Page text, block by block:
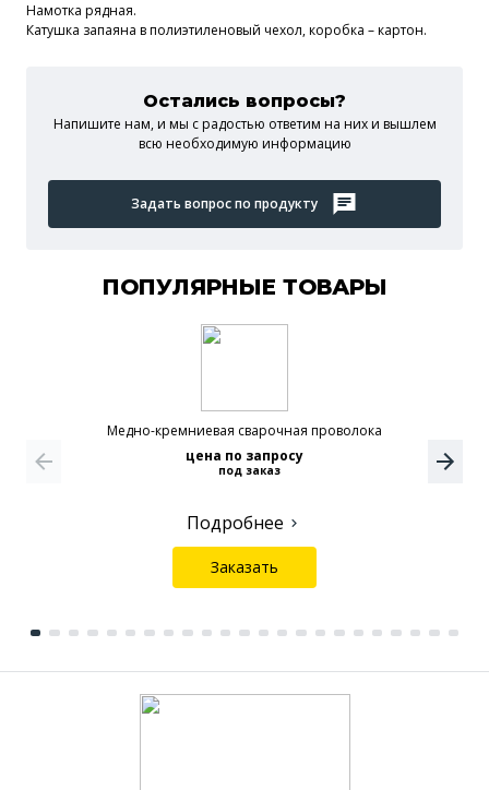
Намотка рядная.
Катушка запаяна в полиэтиленовый чехол, коробка – картон.
Остались вопросы?
Напишите нам, и мы c радостью ответим на них и вышлем
всю необходимую информацию
Задать вопрос по продукту
ПОПУЛЯРНЫЕ ТОВАРЫ
Медно-кремниевая сварочная проволока
цена по запросу
под заказ
Подробнее
Заказать